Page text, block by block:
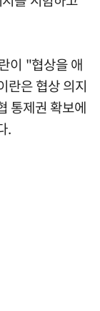
이 "협상을 애
란은 협상 의지
통제권 확보에
.